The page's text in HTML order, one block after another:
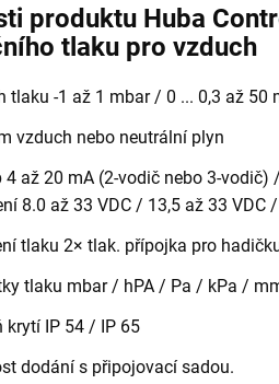
produktu Huba
tlaku pro vzduch
tlaku -1 až 1 mbar / 0 ... 0,3 až 50
vzduch nebo neutrální plyn
4 až 20 mA (2-vodič nebo 3-vodič)
8.0 až 33 VDC / 13,5 až 33 VDC
tlaku 2× tlak. přípojka pro
tlaku mbar / hPA / Pa / kPa /
krytí IP 54 / IP 65
dodání s připojovací sadou.